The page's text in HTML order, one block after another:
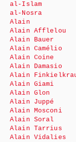
al-Islam
al-Nosra
Alain
Alain Afflelou
Alain Bauer
Alain Camélio
Alain Coine
Alain Damasio
Alain
Alain Giami
Alain Glon
Alain Juppé
Alain Mosconi
Alain Soral
Alain Tarrius
Alain Vidalies